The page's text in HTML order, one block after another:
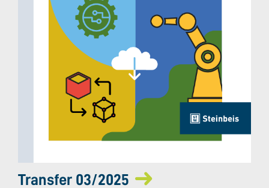
Transfer 03/2025